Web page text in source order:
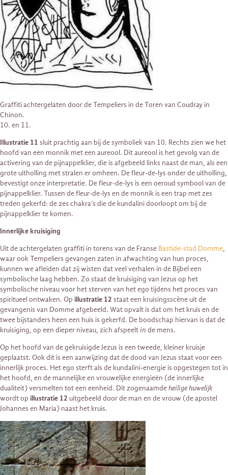
Graffiti achtergelaten door de Tempeliers in de Toren van Coudray in
Chinon.
10. en 11.
Illustratie 11 sluit prachtig aan bij de symboliek van 10. Rechts zien we het
hoofd van een monnik met een aureool. Dit aureool is het gevolg van de
activering van de pijnappelklier, die is afgebeeld links naast de man, als een
grote uitholling met stralen er omheen. De fleur-de-lys onder de uitholling,
bevestigt onze interpretatie. De fleur-de-lys is een oeroud symbool van de
pijnappelklier. Tussen de fleur-de-lys en de monnik is een trap met zes
treden gekerfd: de zes chakra’s die de kundalini doorloopt om bij de
pijnappelklier te komen.
Innerlijke kruisiging
Uit de achtergelaten graffiti in torens van de Franse Bastide-stad Domme,
waar ook Tempeliers gevangen zaten in afwachting van hun proces,
kunnen we afleiden dat zij wisten dat veel verhalen in de Bijbel een
symbolische laag hebben. Zo staat de kruisiging van Jezus op het
symbolische niveau voor het sterven van het ego tijdens het proces van
spiritueel ontwaken. Op illustratie 12 staat een kruisingsscène uit de
gevangenis van Domme afgebeeld. Wat opvalt is dat om het kruis en de
twee bijstanders heen een huis is gekerfd. De boodschap hiervan is dat de
kruisiging, op een dieper niveau, zich afspeelt in de mens.
Op het hoofd van de gekruisigde Jezus is een tweede, kleiner kruisje
geplaatst. Ook dit is een aanwijzing dat de dood van Jezus staat voor een
innerlijk proces. Het ego sterft als de kundalini-energie is opgestegen tot in
het hoofd, en de mannelijke en vrouwelijke energieën (de innerlijke
dualiteit) versmelten tot een eenheid. Dit zogenaamdeheilige huwelijk
wordt op illustratie 12 uitgebeeld door de man en de vrouw (de apostel
Johannes en Maria) naast het kruis.